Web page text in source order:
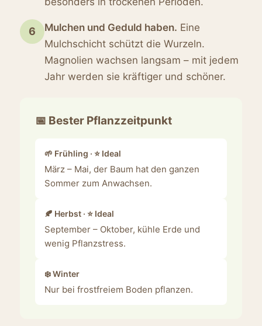
6 Mulchen und Geduld haben. Eine
Mulchschicht schützt die Wurzeln.
Magnolien wachsen langsam – mit jedem
Jahr werden sie kräftiger und schöner.
📅 Bester Pflanzzeitpunkt
🌱 Frühling · ⭐ Ideal
März – Mai, der Baum hat den ganzen
Sommer zum Anwachsen.
🍂 Herbst · ⭐ Ideal
September – Oktober, kühle Erde und
wenig Pflanzstress.
❄️ Winter
Nur bei frostfreiem Boden pflanzen.